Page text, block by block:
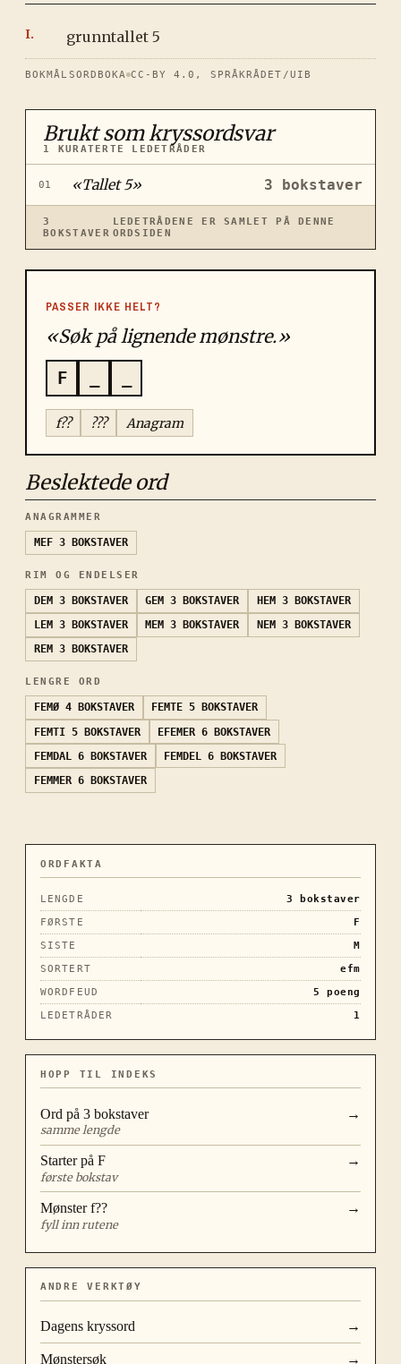
grunntallet 5
BOKMÅLSORDBOKA CC-BY 4.0, SPRÅKRÅDET/UIB
Brukt som kryssordsvar
1 KURATERTE LEDETRÅDER
01 «Tallet 5» 3 bokstaver
3
BOKSTAVER
LEDETRÅDENE ER SAMLET PÅ DENNE
ORDSIDEN
PASSER IKKE HELT?
«Søk på lignende mønstre.»
F
f?? ??? Anagram
Beslektede ord
ANAGRAMMER
MEF 3 BOKSTAVER
RIM OG ENDELSER
DEM 3 BOKSTAVER GEM 3 BOKSTAVER HEM 3 BOKSTAVER
LEM 3 BOKSTAVER MEM 3 BOKSTAVER NEM 3 BOKSTAVER
REM 3 BOKSTAVER
LENGRE ORD
FEMØ 4 BOKSTAVER FEMTE 5 BOKSTAVER
FEMTI 5 BOKSTAVER EFEMER 6 BOKSTAVER
FEMDAL 6 BOKSTAVER FEMDEL 6 BOKSTAVER
FEMMER 6 BOKSTAVER
ORDFAKTA
LENGDE 3
bokstaver
FØRSTE
F
SISTE
M
SORTERT
efm
WORDFEUD
5
poeng
LEDETRÅDER
1
HOPP TIL INDEKS
Ord på 3 bokstaver
samme lengde
→
Starter på F
første bokstav
→
Mønsterf??
fyll inn rutene
→
ANDRE VERKTØY
Dagens kryssord →
Mønstersøk →